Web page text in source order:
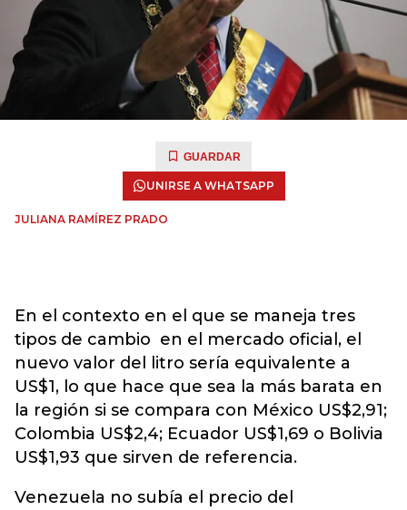
GUARDAR
UNIRSE A WHATSAPP
JULIANA RAMÍREZ PRADO
En el contexto en el que se maneja tres
tipos de cambio en el mercado oficial, el
nuevo valor del litro sería equivalente a
US$1, lo que hace que sea la más barata en
la región si se compara con México US$2,91;
Colombia US$2,4; Ecuador US$1,69 o Bolivia
US$1,93 que sirven de referencia.
Venezuela no subía el precio del